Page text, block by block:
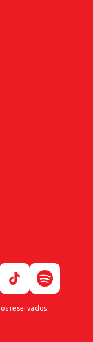
reservados.